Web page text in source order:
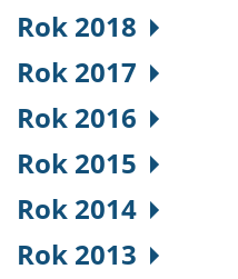
Rok 2018
Rok 2017
Rok 2016
Rok 2015
Rok 2014
Rok 2013